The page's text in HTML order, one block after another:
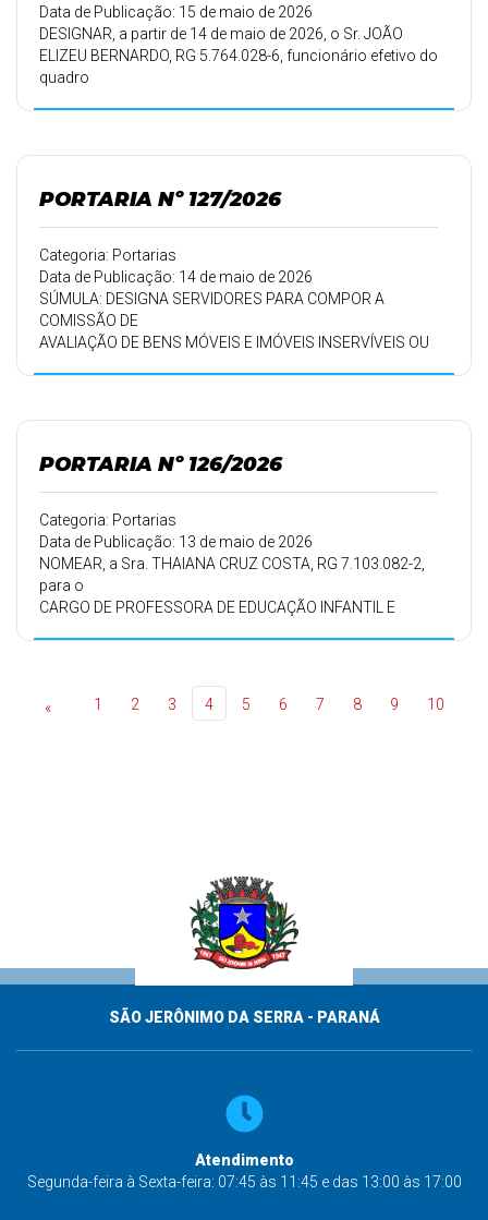
Data de Publicação: 15 de maio de 2026
DESIGNAR, a partir de 14 de maio de 2026, o Sr. JOÃO
ELIZEU BERNARDO, RG 5.764.028-6, funcionário efetivo do
quadro
PORTARIA Nº 127/2026
Categoria: Portarias
Data de Publicação: 14 de maio de 2026
SÚMULA: DESIGNA SERVIDORES PARA COMPOR A
COMISSÃO DE
AVALIAÇÃO DE BENS MÓVEIS E IMÓVEIS INSERVÍVEIS OU
PORTARIA Nº 126/2026
Categoria: Portarias
Data de Publicação: 13 de maio de 2026
NOMEAR, a Sra. THAIANA CRUZ COSTA, RG 7.103.082-2,
para o
CARGO DE PROFESSORA DE EDUCAÇÃO INFANTIL E
Seletivo Simplificado-PSS, nº 001/2026, homologado em
24/04/2026, pelo
« 1 2 3 4 5 6 7 8 9 10
SÃO JERÔNIMO DA SERRA - PARANÁ
Atendimento
Segunda-feira à Sexta-feira: 07:45 às 11:45 e das 13:00 às 17:00